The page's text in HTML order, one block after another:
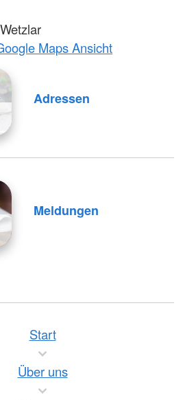
Maps Ansicht
Adressen
Meldungen
Start
Über uns